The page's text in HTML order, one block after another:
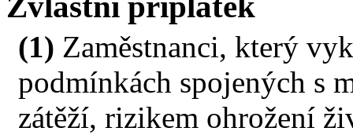
(1) Zaměstnanci, který
podmínkách spojených s
zátěží, rizikem ohrožení